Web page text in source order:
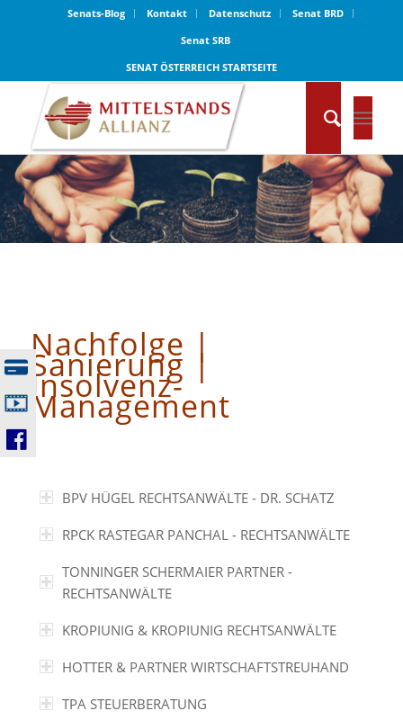
Senats-Blog Kontakt Datenschutz
Senat BRD
Senat SRB
SENAT ÖSTERREICH STARTSEITE
Nachfolge |
Sanierung |
Insolvenz-
Management
BPV HÜGEL RECHTSANWÄLTE - DR. SCHATZ
RPCK RASTEGAR PANCHAL - RECHTSANWÄLTE
TONNINGER SCHERMAIER PARTNER -
RECHTSANWÄLTE
KROPIUNIG & KROPIUNIG RECHTSANWÄLTE
HOTTER & PARTNER WIRTSCHAFTSTREUHAND
TPA STEUERBERATUNG